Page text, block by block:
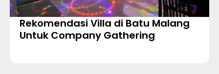
Rekomendasi Villa di Batu Malang
Untuk Company Gathering